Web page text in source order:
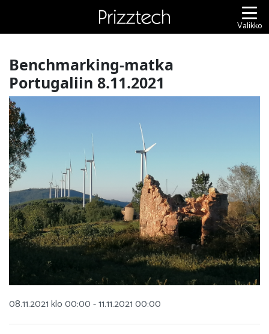
Valikko
Benchmarking-matka
Portugaliin 8.11.2021
08.11.2021 klo 00:00 - 11.11.2021 00:00